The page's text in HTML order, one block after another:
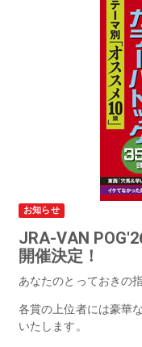
お知らせ
JRA-VAN
開催決定！
あなたのとっておきの
各賞の上位者には豪華
いたします。